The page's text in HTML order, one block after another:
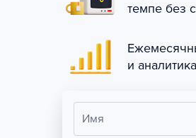
темпе без
и
Имя